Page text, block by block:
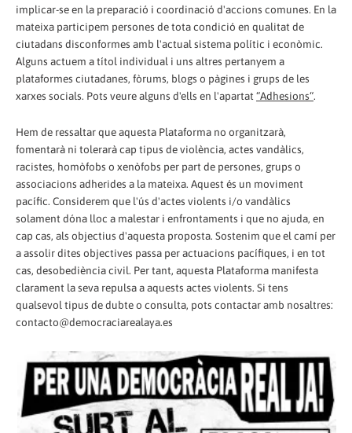
implicar-se en la preparació i coordinació d'accions comunes. En la
mateixa participem persones de tota condició en qualitat de
ciutadans disconformes amb l'actual sistema polític i econòmic.
Alguns actuem a títol individual i uns altres pertanyem a
plataformes ciutadanes, fòrums, blogs o pàgines i grups de les
xarxes socials. Pots veure alguns d'ells en l'apartat“Adhesions“.
Hem de ressaltar que aquesta Plataforma no organitzarà,
fomentarà ni tolerarà cap tipus de violència, actes vandàlics,
racistes, homòfobs o xenòfobs per part de persones, grups o
associacions adherides a la mateixa. Aquest és un moviment
pacífic. Considerem que l'ús d'actes violents i/o vandàlics
solament dóna lloc a malestar i enfrontaments i que no ajuda, en
cap cas, als objectius d'aquesta proposta. Sostenim que el camí per
a assolir dites objectives passa per actuacions pacífiques, i en tot
cas, desobediència civil. Per tant, aquesta Plataforma manifesta
clarament la seva repulsa a aquests actes violents. Si tens
qualsevol tipus de dubte o consulta, pots contactar amb nosaltres:
contacto@democraciarealaya.es